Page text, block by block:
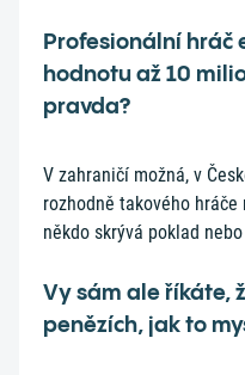
Profesionální hráč
hodnotu až 10
pravda?
V zahraničí možná, v
rozhodně takového
někdo skrývá poklad
Vy sám ale říkáte,
penězích, jak to